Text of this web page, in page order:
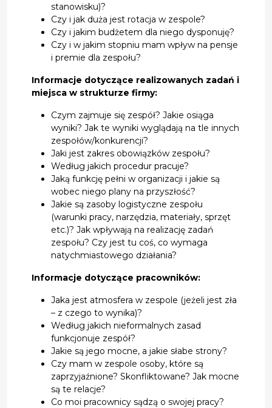
stanowisku)?
Czy i jak duża jest rotacja w zespole?
Czy i jakim budżetem dla niego dysponuję?
Czy i w jakim stopniu mam wpływ na pensje
i premie dla zespołu?
Informacje dotyczące realizowanych zadań i
miejsca w strukturze firmy:
Czym zajmuje się zespół? Jakie osiąga
wyniki? Jak te wyniki wyglądają na tle innych
zespołów/konkurencji?
Jaki jest zakres obowiązków zespołu?
Według jakich procedur pracuje?
Jaką funkcję pełni w organizacji i jakie są
wobec niego plany na przyszłość?
Jakie są zasoby logistyczne zespołu
(warunki pracy, narzędzia, materiały, sprzęt
etc.)? Jak wpływają na realizację zadań
zespołu? Czy jest tu coś, co wymaga
natychmiastowego działania?
Informacje dotyczące pracowników:
Jaka jest atmosfera w zespole (jeżeli jest zła
– z czego to wynika)?
Według jakich nieformalnych zasad
funkcjonuje zespół?
Jakie są jego mocne, a jakie słabe strony?
Czy mam w zespole osoby, które są
zaprzyjaźnione? Skonfliktowane? Jak mocne
są te relacje?
Co moi pracownicy sądzą o swojej pracy?